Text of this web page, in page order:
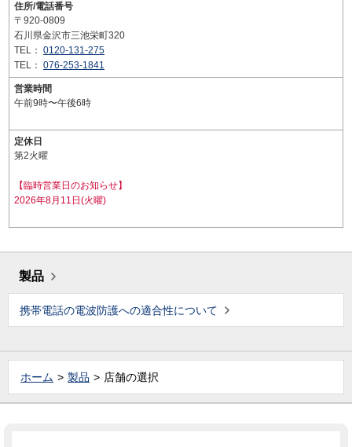
住所/電話番号
〒920-0809
石川県金沢市三池栄町320
TEL： 0120-131-275
TEL： 076-253-1841
営業時間
午前9時〜午後6時
定休日
第2火曜
【臨時営業日のお知らせ】
2026年8月11日(火曜)
製品
携帯電話の電波防護への適合性について
ホーム 製品 店舗の選択